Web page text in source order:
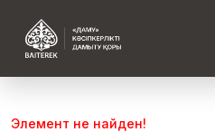
Элемент не найден!